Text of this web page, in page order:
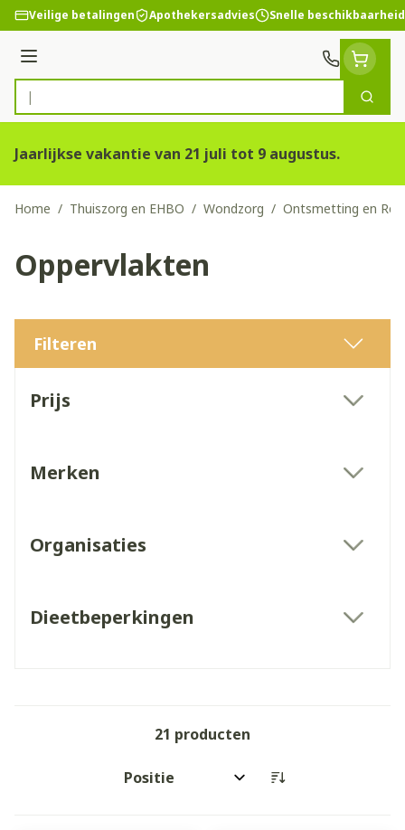
Ga naar de inhoud
Veilige betalingen Apothekersadvies Snelle beschikbaarheid
Menu
Product, merk, categorie...
Zoek
Jaarlijkse vakantie van 21 juli tot 9 augustus.
Home / Thuiszorg en EHBO / Wondzorg / Ontsmetting en
Oppervlakten
Filteren
Prijs
Merken
Organisaties
Dieetbeperkingen
21 producten
Sorteer op: